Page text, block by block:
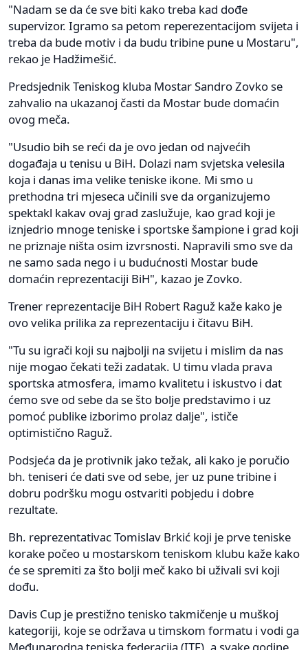
"Nadam se da će sve biti kako treba kad dođe
supervizor. Igramo sa petom reperezentacijom svijeta i
treba da bude motiv i da budu tribine pune u Mostaru",
rekao je Hadžimešić.
Predsjednik Teniskog kluba Mostar Sandro Zovko se
zahvalio na ukazanoj časti da Mostar bude domaćin
ovog meča.
"Usudio bih se reći da je ovo jedan od najvećih
događaja u tenisu u BiH. Dolazi nam svjetska velesila
koja i danas ima velike teniske ikone. Mi smo u
prethodna tri mjeseca učinili sve da organizujemo
spektakl kakav ovaj grad zaslužuje, kao grad koji je
iznjedrio mnoge teniske i sportske šampione i grad koji
ne priznaje ništa osim izvrsnosti. Napravili smo sve da
ne samo sada nego i u budućnosti Mostar bude
domaćin reprezentaciji BiH", kazao je Zovko.
Trener reprezentacije BiH Robert Raguž kaže kako je
ovo velika prilika za reprezentaciju i čitavu BiH.
"Tu su igrači koji su najbolji na svijetu i mislim da nas
nije mogao čekati teži zadatak. U timu vlada prava
sportska atmosfera, imamo kvalitetu i iskustvo i dat
ćemo sve od sebe da se što bolje predstavimo i uz
pomoć publike izborimo prolaz dalje", ističe
optimistično Raguž.
Podsjeća da je protivnik jako težak, ali kako je poručio
bh. teniseri će dati sve od sebe, jer uz pune tribine i
dobru podršku mogu ostvariti pobjedu i dobre
rezultate.
Bh. reprezentativac Tomislav Brkić koji je prve teniske
korake počeo u mostarskom teniskom klubu kaže kako
će se spremiti za što bolji meč kako bi uživali svi koji
dođu.
Davis Cup je prestižno tenisko takmičenje u muškoj
kategoriji, koje se održava u timskom formatu i vodi ga